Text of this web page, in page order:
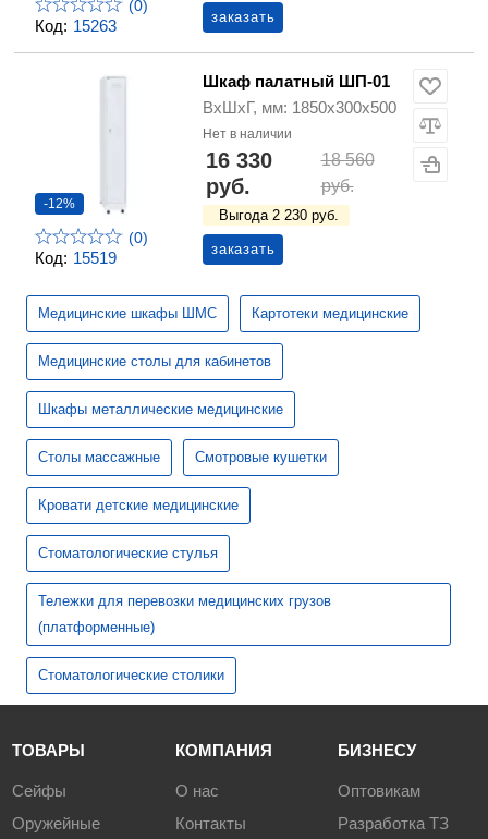
Код: 15263
(0)
заказать
Код: 15519
-12%
(0)
Шкаф палатный ШП-01
ВхШхГ, мм: 1850х300х500
Нет в наличии
16 330
руб.
18 560
руб.
Выгода 2 230 руб.
заказать
Медицинские шкафы ШМС Картотеки медицинские
Медицинские столы для кабинетов
Шкафы металлические медицинские
Столы массажные Смотровые кушетки
Кровати детские медицинские
Стоматологические стулья
Тележки для перевозки медицинских грузов
(платформенные)
Стоматологические столики
ТОВАРЫ
Сейфы
Оружейные
КОМПАНИЯ
О нас
Контакты
БИЗНЕСУ
Оптовикам
Разработка ТЗ